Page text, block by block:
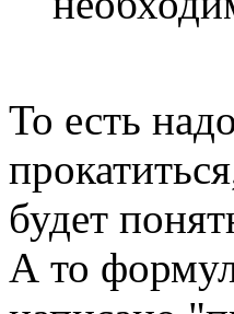
То есть
будет
А то